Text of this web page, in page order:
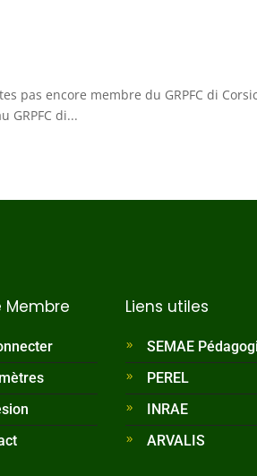
pas encore membre du GRPFC di
GRPFC di...
Membre Liens utiles
SEMAE
PEREL
INRAE
ARVALIS